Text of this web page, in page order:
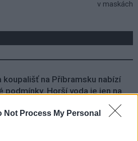
Not Process My Personal
v maskách
koupališť na Příbramsku nabízí
podmínky. Horší voda je jen na